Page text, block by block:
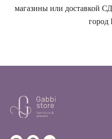
магазины или доставкой
город